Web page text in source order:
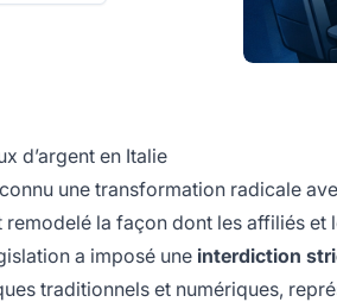
d’argent en Italie
une transformation radicale
la façon dont les affiliés et
a imposé une interdiction
traditionnels et numériques,